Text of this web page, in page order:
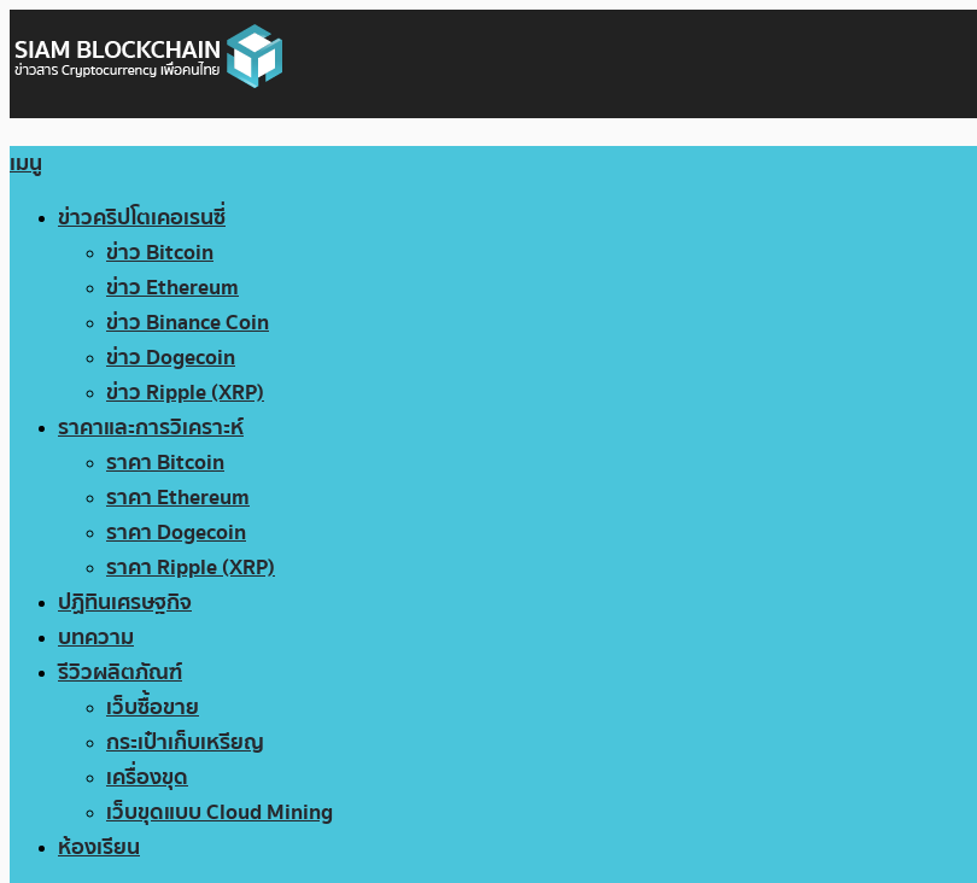
เมนู
ข่าวคริปโตเคอเรนซี่
ข่าว Bitcoin
ข่าว Ethereum
ข่าว Binance Coin
ข่าว Dogecoin
ข่าว Ripple (XRP)
ราคาและการวิเคราะห์
ราคา Bitcoin
ราคา Ethereum
ราคา Dogecoin
ราคา Ripple (XRP)
ปฏิทินเศรษฐกิจ
บทความ
รีวิวผลิตภัณฑ์
เว็บซื้อขาย
กระเป๋าเก็บเหรียญ
เครื่องขุด
เว็บขุดแบบ Cloud Mining
ห้องเรียน